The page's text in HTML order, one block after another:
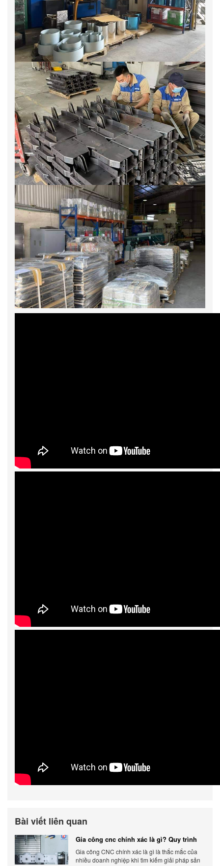
Bài viết liên quan
Gia công cnc chính xác là gì? Quy trình
chính xác, đẳng cấp
Gia công CNC chính xác là gì là thắc mắc của
nhiều doanh nghiệp khi tìm kiếm giải pháp sản